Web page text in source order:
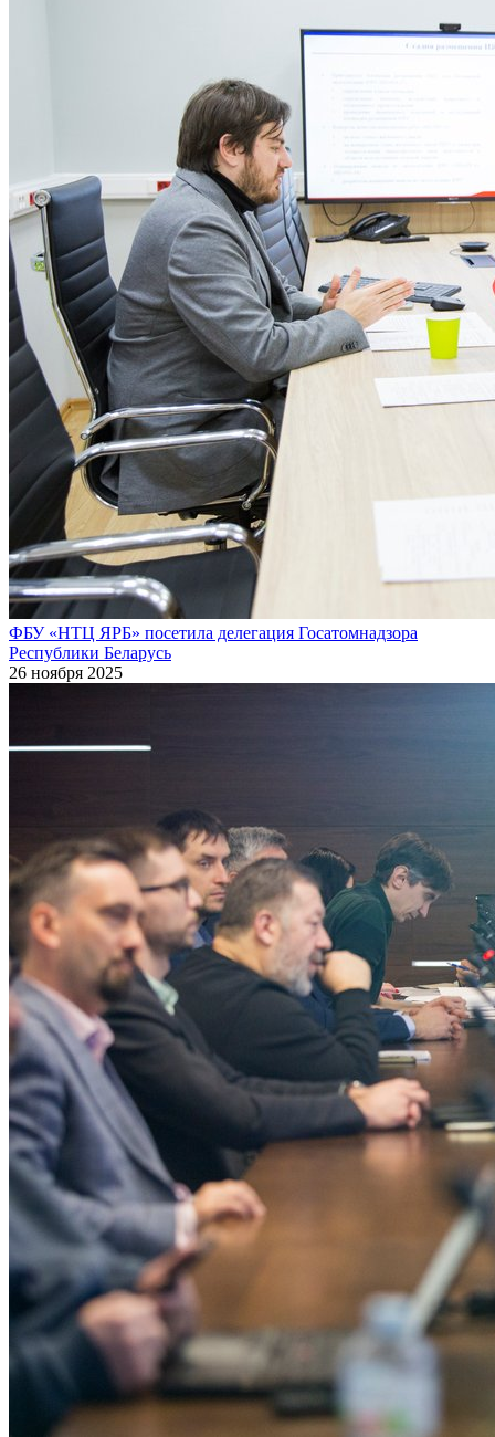
ФБУ «НТЦ ЯРБ» посетила делегация Госатомнадзора
Республики Беларусь
26 ноября 2025